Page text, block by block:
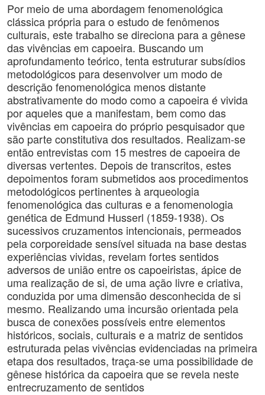
Por meio de uma abordagem fenomenológica
clássica própria para o estudo de fenômenos
culturais, este trabalho se direciona para a gênese
das vivências em capoeira. Buscando um
aprofundamento teórico, tenta estruturar subsídios
metodológicos para desenvolver um modo de
descrição fenomenológica menos distante
abstrativamente do modo como a capoeira é vivida
por aqueles que a manifestam, bem como das
vivências em capoeira do próprio pesquisador que
são parte constitutiva dos resultados. Realizam-se
então entrevistas com 15 mestres de capoeira de
diversas vertentes. Depois de transcritos, estes
depoimentos foram submetidos aos procedimentos
metodológicos pertinentes à arqueologia
fenomenológica das culturas e a fenomenologia
genética de Edmund Husserl (1859-1938). Os
sucessivos cruzamentos intencionais, permeados
pela corporeidade sensível situada na base destas
experiências vividas, revelam fortes sentidos
adversos de união entre os capoeiristas, ápice de
uma realização de si, de uma ação livre e criativa,
conduzida por uma dimensão desconhecida de si
mesmo. Realizando uma incursão orientada pela
busca de conexões possíveis entre elementos
históricos, sociais, culturais e a matriz de sentidos
estruturada pelas vivências evidenciadas na primeira
etapa dos resultados, traça-se uma possibilidade de
gênese histórica da capoeira que se revela neste
entrecruzamento de sentidos